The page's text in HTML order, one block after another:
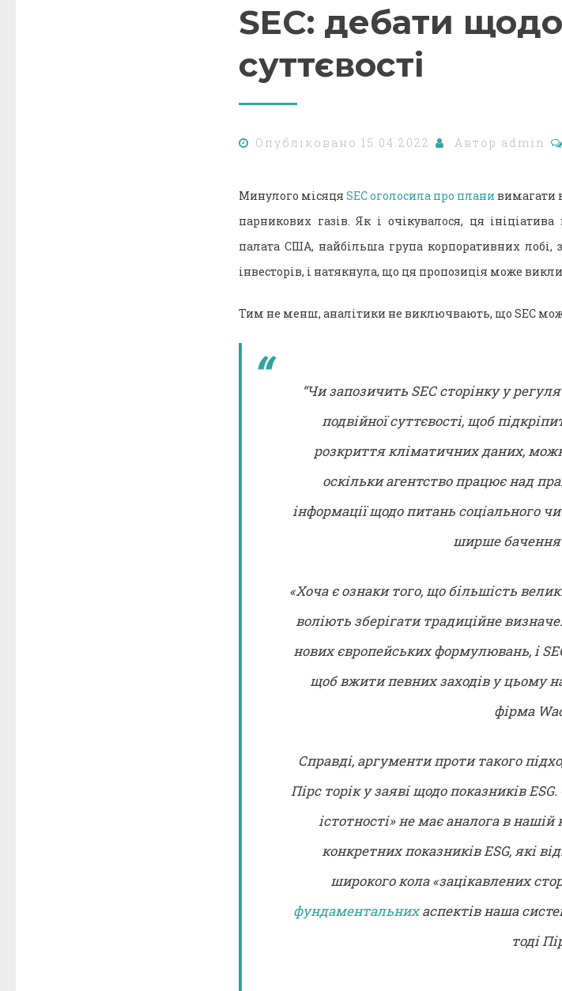
SEC: дебати
суттєвості
Опубліковано 15.04.2022 Автор admin
Минулого місяця SEC оголосила про плани вимагати
парникових газів. Як і очікувалося, ця
палата США, найбільша група корпоративних
інвесторів, і натякнула, що ця пропозиція може
Тим не менш, аналітики не виключвають, що SEC
“Чи запозичить SEC сторінку у
подвійної суттєвості, щоб
розкриття кліматичних даних,
оскільки агентство працює над
інформації щодо питань соціального
ширше бачення
«Хоча є ознаки того, що більшість
воліють зберігати традиційне
нових європейських формулювань, і
щоб вжити певних заходів у цьому
фірма
Справді, аргументи проти такого
Пірс торік у заяві щодо показників
істотності» не має аналога в
конкретних показників ESG, які
широкого кола «зацікавлених
фундаментальнихаспектів наша
тоді